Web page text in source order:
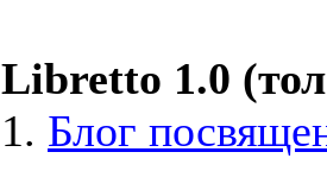
Libretto 1.0
1. Блог